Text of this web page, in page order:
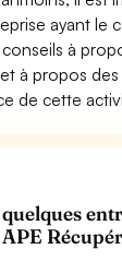
ayant le
à
à propos des
de cette